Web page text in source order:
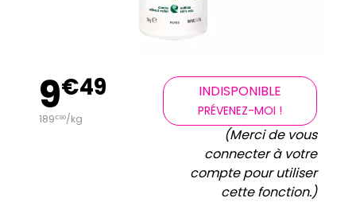
9€49
189€80/kg
INDISPONIBLE
PRÉVENEZ-MOI !
(Merci de vous
connecter à votre
compte pour utiliser
cette fonction.)